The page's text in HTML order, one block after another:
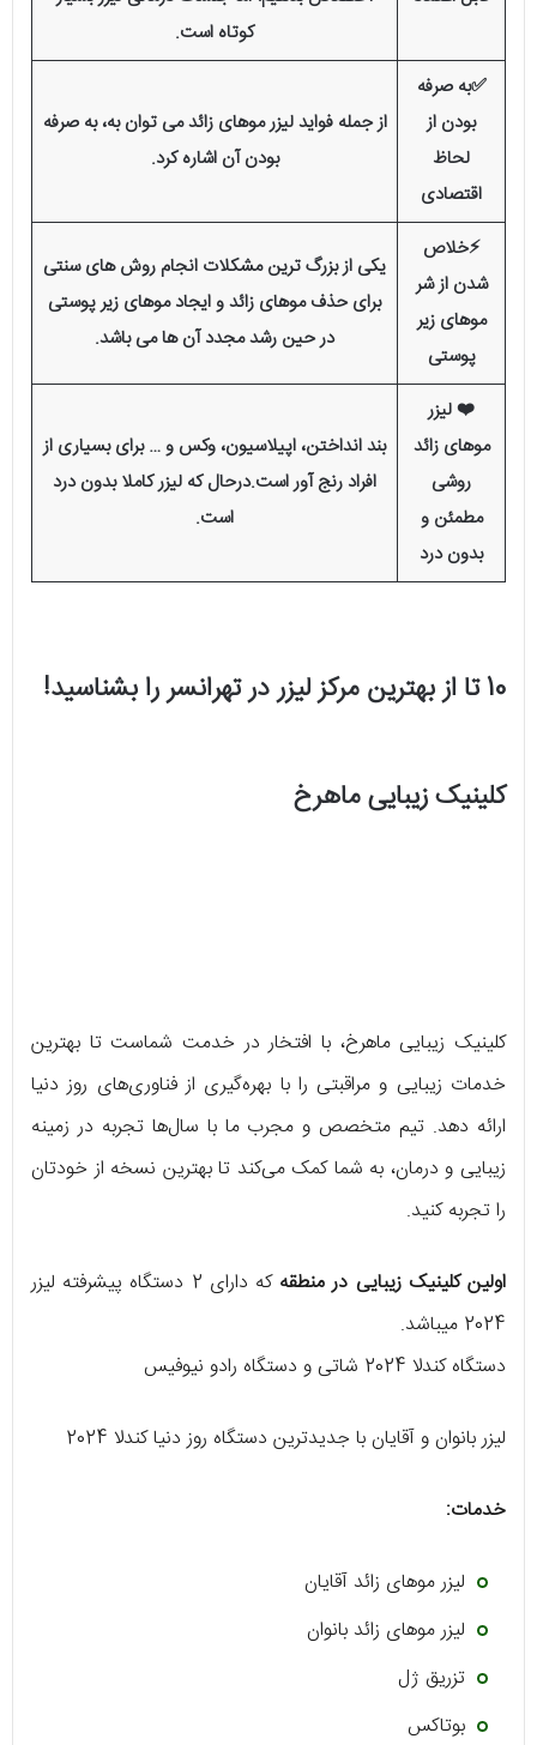
کوتاه است.
✅به صرفه
بودن از
لحاظ
اقتصادی
از جمله فواید لیزر موهای زائد می‌ توان به، به صرفه‌
بودن آن اشاره کرد.
⚡️خلاص
شدن از شر
موهای زیر
پوستی
یکی از بزرگ‌ ترین مشکلات انجام روش‌ های سنتی
برای حذف موهای زائد و ایجاد موهای زیر پوستی
در حین رشد مجدد آن‌ ها می باشد.
❤️ لیزر
موهای زائد
روشی
مطمئن و
بدون درد
بند انداختن، اپیلاسیون، وکس و … برای بسیاری از
افراد رنج آور است.درحال که لیزر کاملا بدون درد
است.
10 تا از بهترین مرکز لیزر در تهرانسر را بشناسید!
کلینیک زیبایی ماهرخ
کلینیک زیبایی ماهرخ، با افتخار در خدمت شماست تا بهترین
خدمات زیبایی و مراقبتی را با بهره‌گیری از فناوری‌های روز دنیا
ارائه دهد. تیم متخصص و مجرب ما با سال‌ها تجربه در زمینه
زیبایی و درمان، به شما کمک می‌کند تا بهترین نسخه از خودتان
را تجربه کنید.
اولین کلینیک زیبایی در منطقه
که دارای 2 دستگاه پیشرفته لیزر
2024 میباشد.
دستگاه کندلا 2024 شاتی و دستگاه رادو نیوفیس
لیزر بانوان و آقایان با جدیدترین دستگاه روز دنیا کندلا 2024
خدمات:
لیزر موهای زائد آقایان
لیزر موهای زائد بانوان
تزریق ژل
بوتاکس